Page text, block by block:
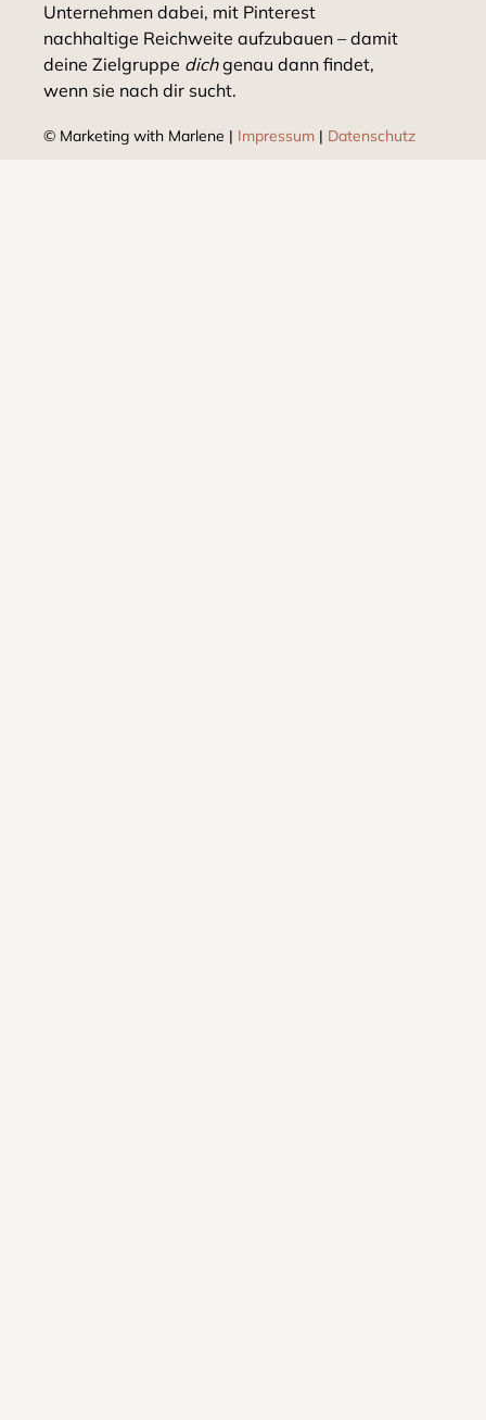
Unternehmen dabei, mit Pinterest
nachhaltige Reichweite aufzubauen – damit
deine Zielgruppe dichgenau dann findet,
wenn sie nach dir sucht.
© Marketing with Marlene​ | Impressum | Datenschutz